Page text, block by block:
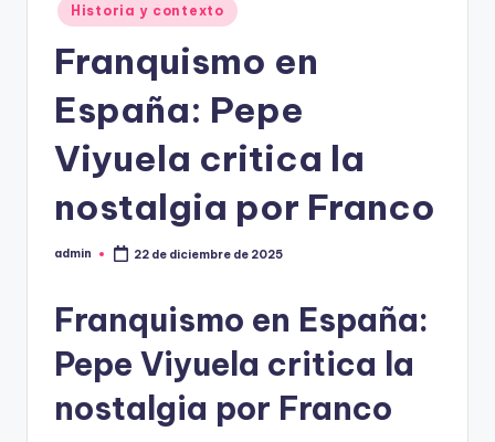
Historia y contexto
Franquismo en
España: Pepe
Viyuela critica la
nostalgia por Franco
Publicado
admin 22 de diciembre de 2025
Franquismo en España:
Pepe Viyuela critica la
nostalgia por Franco